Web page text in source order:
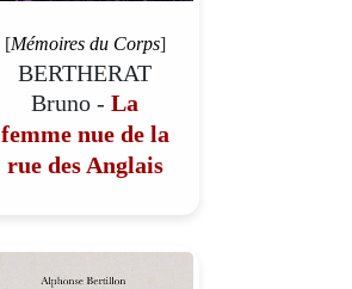
[Mémoires du Corps]
BERTHERAT
Bruno - La
femme nue de la
rue des Anglais